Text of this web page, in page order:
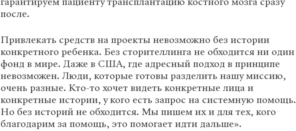
после.
Привлекать средств на проекты невозможно без истории
конкретного ребенка. Без сторителлинга не обходится ни один
фонд в мире. Даже в США, где адресный подход в принципе
невозможен. Люди, которые готовы разделить нашу миссию,
очень разные. Кто-то хочет видеть конкретные лица и
конкретные истории, у кого есть запрос на системную помощь.
Но без историй не обходится. Мы пишем их и для тех, кого
благодарим за помощь, это помогает идти дальше».